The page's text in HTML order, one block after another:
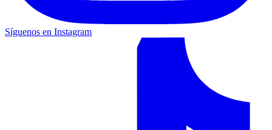
Síguenos en Instagram